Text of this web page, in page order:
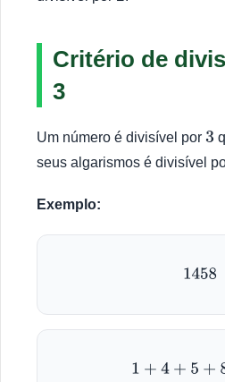
Critério de
3
Um número é divisível por 3
seus algarismos é divisível
Exemplo:
1458
1+4+5 +8 =